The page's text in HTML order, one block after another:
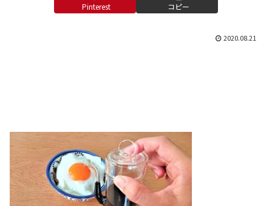
Pinterest コピー
2020.08.21